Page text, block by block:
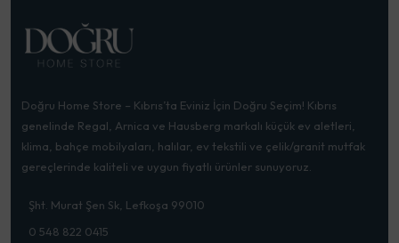
Doğru Home Store – Kıbrıs’ta Eviniz İçin Doğru Seçim! Kıbrıs
genelinde Regal, Arnica ve Hausberg markalı küçük ev aletleri,
klima, bahçe mobilyaları, halılar, ev tekstili ve çelik/granit mutfak
gereçlerinde kaliteli ve uygun fiyatlı ürünler sunuyoruz.
Şht. Murat Şen Sk, Lefkoşa 99010
0 548 822 0415